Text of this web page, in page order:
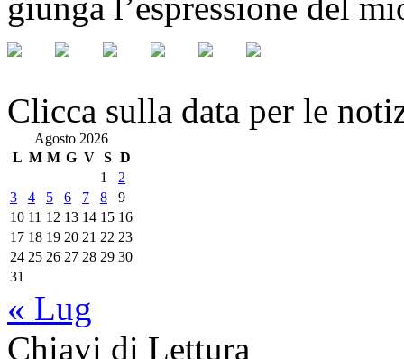
Clicca sulla data per le
Agosto 2026
L M M G V S D
1
2
3
4 5 6 7 8
9
10 11 12 13 14 15 16
17 18 19 20 21 22 23
24 25 26 27 28 29 30
31
« Lug
Chiavi di Lettura